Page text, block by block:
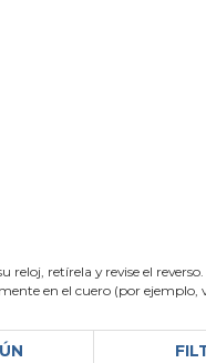
reloj, retírela y revise el
en el cuero (por ejemplo,